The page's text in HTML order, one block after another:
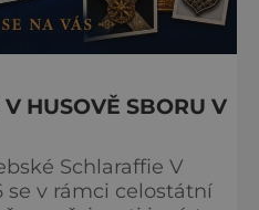
HUSOVĚ SBORU V
Schlaraffie V
se v rámci celostátní